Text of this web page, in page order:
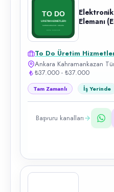
Elemanı
To Do Üretim
Ankara Kahramankazan
₺37.000 - ₺37.000
Tam Zamanlı İş Yerinde
Başvuru kanalları